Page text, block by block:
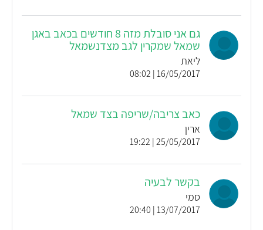
גם אני סובלת מזה 8 חודשים בכאב באגן
שמאל שמקרין לגב מצדנשמאל
ליאת
16/05/2017 | 08:02
כאב צריבה/שריפה בצד שמאל
ארין
25/05/2017 | 19:22
בקשר לבעיה
סמי
13/07/2017 | 20:40